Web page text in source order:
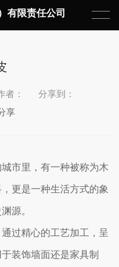
有限责任公司
者：
分享到：
享
市里，有一种被称为木
更是一种生活方式的象
源。
过精心的工艺加工，呈
装饰墙面还是家具制